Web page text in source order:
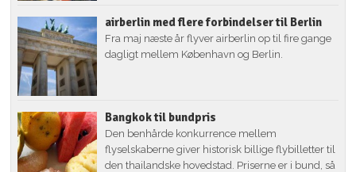
airberlin med flere forbindelser til Berlin
Fra maj næste år flyver airberlin op til fire gange
dagligt mellem København og Berlin.
Bangkok til bundpris
Den benhårde konkurrence mellem
flyselskaberne giver historisk billige flybilletter til
den thailandske hovedstad. Priserne er i bund, så